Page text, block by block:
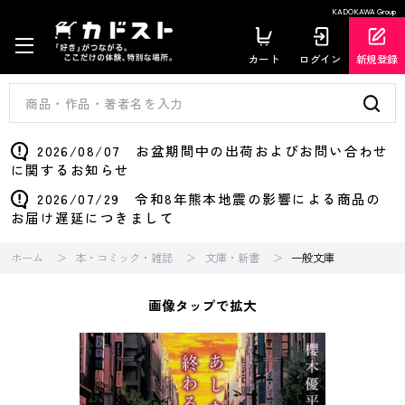
KADOKAWA Group
カート ログイン 新規登録
2026/08/07 お盆期間中の出荷およびお問い合わせ
に関するお知らせ
2026/07/29 令和8年熊本地震の影響による商品の
お届け遅延につきまして
ホーム 本・コミック・雑誌 文庫・新書 一般文庫
画像タップで拡大